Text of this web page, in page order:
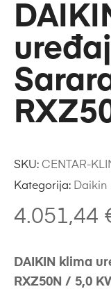
4.051,44
DAIKIN klima
RXZ50N / 5,0
SKU: CENTAR-
Kategorija: Daikin